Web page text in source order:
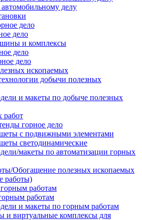
делу
дело
дело
и комплексы
дело
дело
ископаемых
добычи полезных
и макеты по добыче полезных
работ
горное дело
с подвижными элементами
светодинамические
макеты по автоматизации горных
Обогащение полезных ископаемых
работы)
работам
работам
и макеты по горным работам
и виртуальные комплексы для